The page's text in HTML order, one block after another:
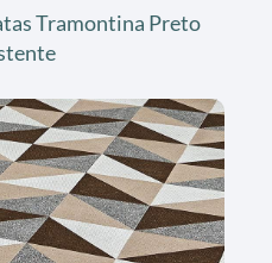
Tramontina Preto